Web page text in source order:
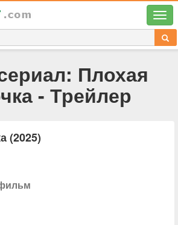
Плохая
- Трейлер
(2025)